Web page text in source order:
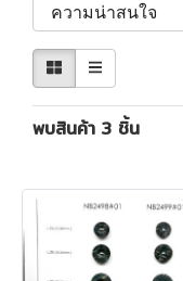
พบสินค้า 3 ชิ้น